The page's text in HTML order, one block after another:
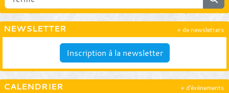
NEWSLETTER
Inscription à la newsletter
+ de newsletters
CALENDRIER
+ d'évènements